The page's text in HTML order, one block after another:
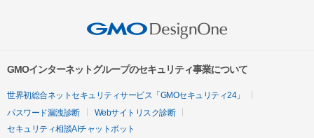
GMOインターネットグループのセキュリティ事業について
世界初総合ネットセキュリティサービス「GMOセキュリティ24」
パスワード漏洩診断
Webサイトリスク診断
セキュリティ相談AIチャットボット